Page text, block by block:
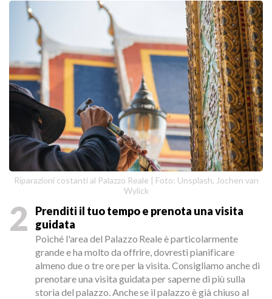
Riparazioni costanti al Palazzo Reale | Foto: Unsplash, Jochen van
Wylick
2
Prenditi il tuo tempo e prenota una visita
guidata
Poiché l'area del Palazzo Reale è particolarmente
grande e ha molto da offrire, dovresti pianificare
almeno due o tre ore per la visita. Consigliamo anche di
prenotare una visita guidata per saperne di più sulla
storia del palazzo. Anche se il palazzo è già chiuso al